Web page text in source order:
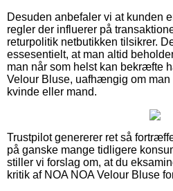
Desuden anbefaler vi at kunden
regler der influerer på
returpolitik netbutikken tilsikrer.
essesentielt, at man altid
man når som helst kan bekræfte
Velour Bluse, uafhængig om man
kvinde eller mand.
Trustpilot genererer ret så
på ganske mange tidligere
stiller vi forslag om, at du
kritik af NOA NOA Velour Bluse